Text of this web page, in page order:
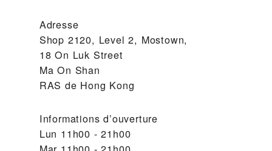
Adresse
Shop 2120, Level 2, Mostown,
18 On Luk Street
Ma On Shan
RAS de Hong Kong
Informations d’ouverture
Lun 11h00 - 21h00